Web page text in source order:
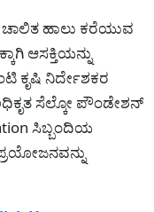
ಹಾಲು ಕರೆಯುವ
ಆಸಕ್ತಿಯನ್ನು
ಕೃಷಿ ನಿರ್ದೇಶಕರ
ಸೆಲ್ಕೋ ಪೌಂಡೇಶನ್
ಸಿಬ್ಬಂದಿಯ